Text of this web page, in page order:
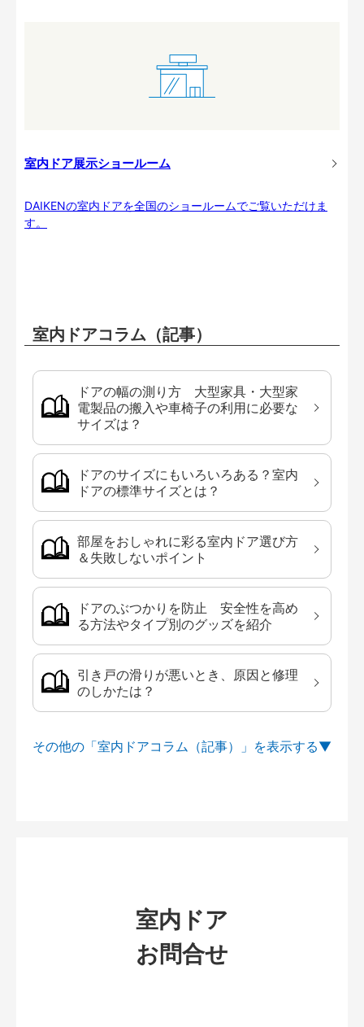
室内ドア展示ショールーム
DAIKENの室内ドアを全国のショールームでご覧いただけま
す。
室内ドアコラム（記事）
ドアの幅の測り方 大型家具・大型家
電製品の搬入や車椅子の利用に必要な
サイズは？
ドアのサイズにもいろいろある？室内
ドアの標準サイズとは？
部屋をおしゃれに彩る室内ドア選び方
＆失敗しないポイント
ドアのぶつかりを防止 安全性を高め
る方法やタイプ別のグッズを紹介
引き戸の滑りが悪いとき、原因と修理
のしかたは？
その他の「室内ドアコラム（記事）」を
室内ドア
お問合せ